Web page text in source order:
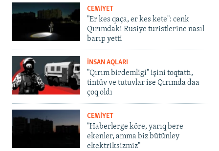
CEMİYET
"Er kes qaça, er kes kete": cenk
Qırımdaki Rusiye turistlerine nasıl
barıp yetti
İNSAN AQLARI
"Qırım birdemligi" işini toqtattı,
tintüv ve tutuvlar ise Qırımda daa
çoq oldı
CEMİYET
"Haberlerge köre, yarıq bere
ekenler, amma biz bütünley
ekektriksizmiz"